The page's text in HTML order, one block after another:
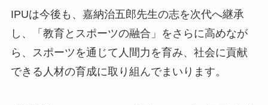
IPUは今後も、嘉納治五郎先生の志を次代へ継承
し、「教育とスポーツの融合」をさらに高めなが
ら、スポーツを通じて人間力を育み、社会に貢献
できる人材の育成に取り組んでまいります。